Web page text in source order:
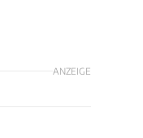
ANZEIGE